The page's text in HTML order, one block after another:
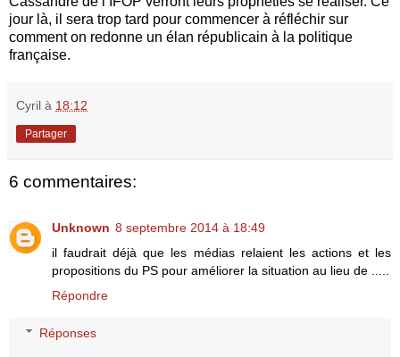
jour là, il sera trop tard pour commencer à réfléchir sur
comment on redonne un élan républicain à la politique
française.
Cyril à 18:12
Partager
6 commentaires:
Unknown 8 septembre 2014 à 18:49
il faudrait déjà que les médias relaient les actions et les
propositions du PS pour améliorer la situation au lieu de .....
Répondre
Réponses